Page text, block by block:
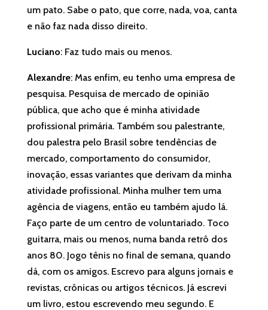
um pato. Sabe o pato, que corre, nada, voa, canta
e não faz nada disso direito.
Luciano: Faz tudo mais ou menos.
Alexandre: Mas enfim, eu tenho uma empresa de
pesquisa. Pesquisa de mercado de opinião
pública, que acho que é minha atividade
profissional primária. Também sou palestrante,
dou palestra pelo Brasil sobre tendências de
mercado, comportamento do consumidor,
inovação, essas variantes que derivam da minha
atividade profissional. Minha mulher tem uma
agência de viagens, então eu também ajudo lá.
Faço parte de um centro de voluntariado. Toco
guitarra, mais ou menos, numa banda retrô dos
anos 80. Jogo tênis no final de semana, quando
dá, com os amigos. Escrevo para alguns jornais e
revistas, crônicas ou artigos técnicos. Já escrevi
um livro, estou escrevendo meu segundo. E